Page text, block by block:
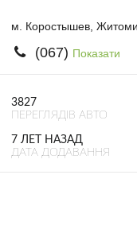
м. Коростышев,
(067) Показати
3827
ПЕРЕГЛЯДІВ АВТО
7 ЛЕТ НАЗАД
ДАТА ДОДАВАННЯ